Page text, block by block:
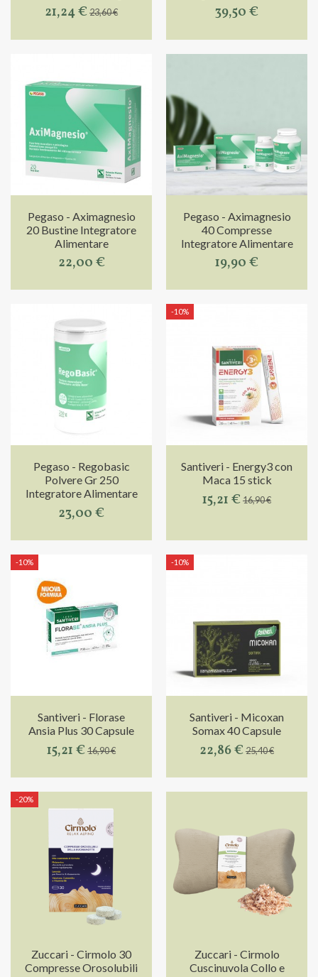
21,24 €23,60 € 39,50 €
Pegaso - Aximagnesio
20 Bustine Integratore
Alimentare
22,00 €
Pegaso - Aximagnesio
40 Compresse
Integratore Alimentare
19,90 €
Pegaso - Regobasic
Polvere Gr 250
Integratore Alimentare
23,00 €
-10%
Santiveri - Energy3 con
Maca 15 stick
15,21 €16,90 €
-10%
Santiveri - Florase
Ansia Plus 30 Capsule
15,21 €16,90 €
-10%
Santiveri - Micoxan
Somax 40 Capsule
22,86 €25,40 €
-20%
Zuccari - Cirmolo 30
Compresse Orosolubili
Zuccari - Cirmolo
Cuscinuvola Collo e